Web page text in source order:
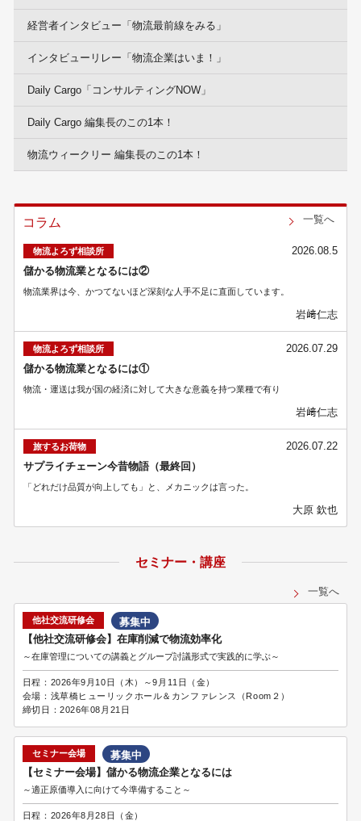
経営者インタビュー「物流最前線をみる」
インタビューリレー「物流企業はいま！」
Daily Cargo「コンサルティングNOW」
Daily Cargo 編集長のこの1本！
物流ウィークリー 編集長のこの1本！
コラム
物流よろず相談所
2026.08.5
儲かる物流業となるには②
物流業界は今、かつてないほど深刻な人手不足に直面しています。
岩﨑仁志
物流よろず相談所
2026.07.29
儲かる物流業となるには①
物流・運送は我が国の経済に対して大きな意義を持つ業種で有り
岩﨑仁志
旅するお荷物
2026.07.22
サプライチェーン今昔物語（最終回）
「どれだけ品質が向上しても」と、メカニックは言った。
大原 欽也
一覧へ
セミナー・講座
一覧へ
他社交流研修会
募集中
【他社交流研修会】在庫削減で物流効率化
～在庫管理についての講義とグループ討議形式で実践的に学ぶ～
日程： 2026年9月10日（木）～9月11日（金）
会場： 浅草橋ヒューリックホール＆カンファレンス（Room２）
締切日：2026年08月21日
セミナー会場
募集中
【セミナー会場】儲かる物流企業となるには
～適正原価導入に向けて今準備すること～
日程： 2026年8月28日（金）